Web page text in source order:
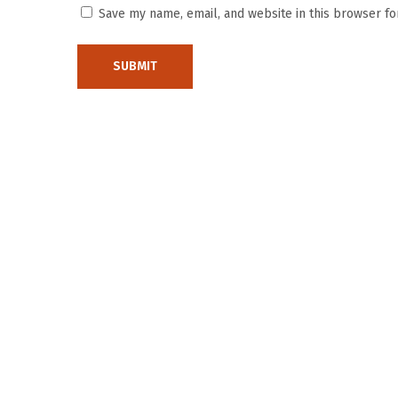
l
i
n
Save my name, email, and website in this browser